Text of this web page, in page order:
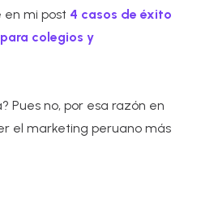
en mi post 4 casos de éxito
colegios y
Pues no, por esa razón en
el marketing peruano más